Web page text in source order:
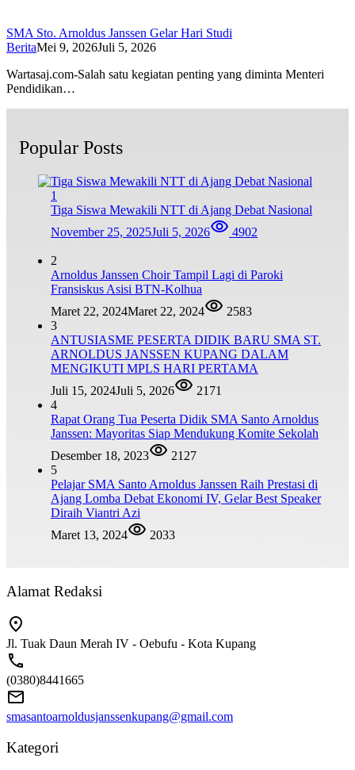
SMA Sto. Arnoldus Janssen Gelar Hari Studi
BeritaMei 9, 2026Juli 5, 2026
Wartasaj.com-Salah satu kegiatan penting yang diminta Menteri
Pendidikan…
Popular Posts
1
Tiga Siswa Mewakili NTT di Ajang Debat Nasional
November 25, 2025Juli 5, 2026 4902
2
Arnoldus Janssen Choir Tampil Lagi di Paroki
Fransiskus Asisi BTN-Kolhua
Maret 22, 2024Maret 22, 2024
2583
3
ANTUSIASME PESERTA DIDIK BARU SMA ST.
ARNOLDUS JANSSEN KUPANG DALAM
MENGIKUTI MPLS HARI PERTAMA
Juli 15, 2024Juli 5, 2026
2171
4
Rapat Orang Tua Peserta Didik SMA Santo Arnoldus
Janssen: Mayoritas Siap Mendukung Komite Sekolah
Desember 18, 2023
2127
5
Pelajar SMA Santo Arnoldus Janssen Raih Prestasi di
Ajang Lomba Debat Ekonomi IV, Gelar Best Speaker
Diraih Viantri Azi
Maret 13, 2024
2033
Alamat Redaksi
Jl. Tuak Daun Merah IV - Oebufu - Kota Kupang
(0380)8441665
smasantoarnoldusjanssenkupang@gmail.com
Kategori